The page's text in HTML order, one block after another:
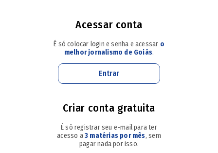
convocados para a avaliação de títulos e prova prática, de
caráter classificatório. O resultado do concurso está
liberado; veja para quais áreas
Cidade turística às margens do Rio Araguaia abre
concurso com salários de até R$ 13,6 mil
Acessar conta
É só colocar login e senha e acessar o
melhor jornalismo de Goiás.
Entrar
Criar conta gratuita
É só registrar seu e-mail para ter
acesso a3 matérias por mês, sem
pagar nada por isso.